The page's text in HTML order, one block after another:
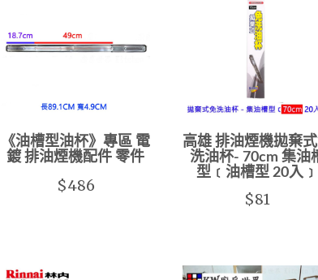
《油槽型油杯》專區 電
鍍 排油煙機配件 零件
$486
高雄 排油煙機拋棄
洗油杯- 70cm 集油
型﹝油槽型 20入﹞
$81